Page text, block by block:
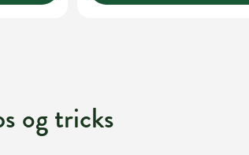
og tricks